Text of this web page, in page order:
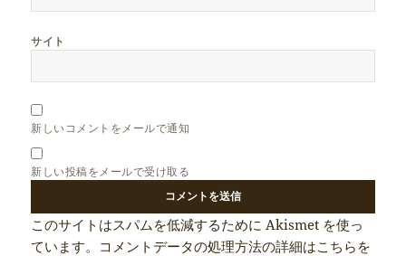
サイト
新しいコメントをメールで通知
新しい投稿をメールで受け取る
このサイトはスパムを低減するために Akismet を使っ
ています。 コメントデータの処理方法の詳細はこちらを